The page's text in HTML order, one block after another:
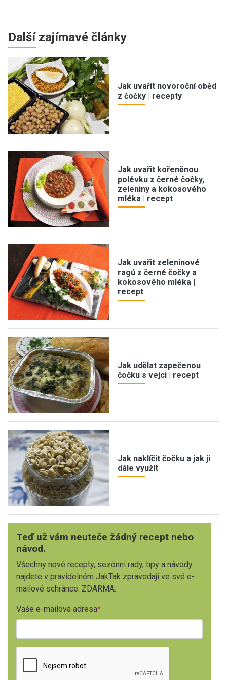
Další zajímavé články
Jak uvařit novoroční oběd
z čočky | recepty
Jak uvařit kořeněnou
polévku z černé čočky,
zeleniny a kokosového
mléka | recept
Jak uvařit zeleninové
ragú z černé čočky a
kokosového mléka |
recept
Jak udělat zapečenou
čočku s vejci | recept
Jak naklíčit čočku a jak ji
dále využít
Teď už vám neuteče žádný recept nebo
návod.
Všechny nové recepty, sezónní rady, tipy a návody
najdete v pravidelném JakTak zpravodaji ve své e-
mailové schránce. ZDARMA.
Vaše e-mailová adresa